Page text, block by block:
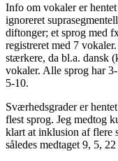
Info om vokaler er
ignoreret
diftonger; et sprog med
registreret med 7
stærkere, da bl.a. dansk
vokaler. Alle sprog har
5-10.
Sværhedsgrader er
flest sprog. Jeg medtog
klart at inklusion af flere
således medtaget 9, 5,